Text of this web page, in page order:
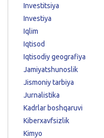
Investitsiya
Investiya
Iqlim
Iqtisod
Iqtisodiy geografiya
Jamiyatshunoslik
Jismoniy tarbiya
Jurnalistika
Kadrlar boshqaruvi
Kiberxavfsizlik
Kimyo